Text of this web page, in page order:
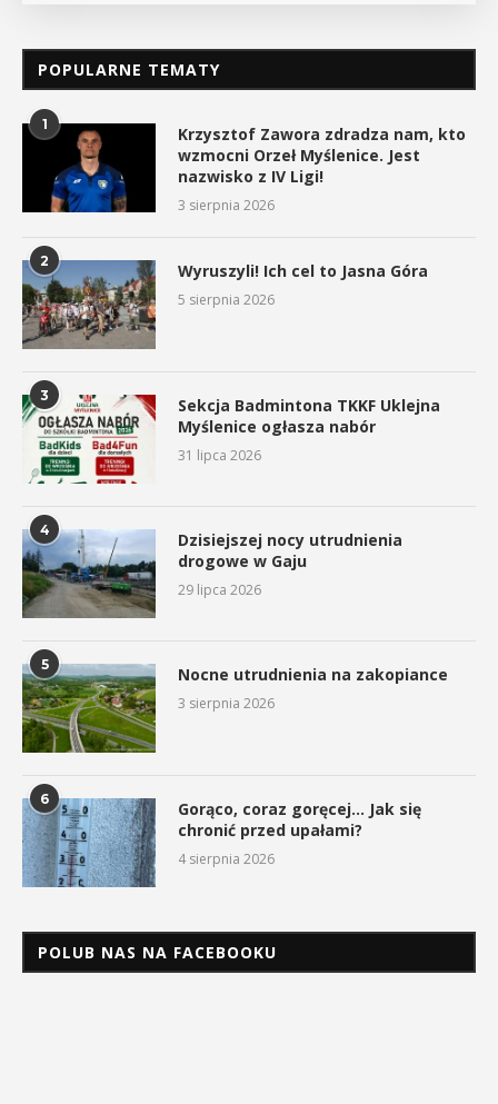
POPULARNE TEMATY
1
Krzysztof Zawora zdradza nam, kto
wzmocni Orzeł Myślenice. Jest
nazwisko z IV Ligi!
3 sierpnia 2026
2 Wyruszyli! Ich cel to Jasna Góra
5 sierpnia 2026
3
Sekcja Badmintona TKKF Uklejna
Myślenice ogłasza nabór
31 lipca 2026
4
Dzisiejszej nocy utrudnienia
drogowe w Gaju
29 lipca 2026
5 Nocne utrudnienia na zakopiance
3 sierpnia 2026
6
Gorąco, coraz goręcej… Jak się
chronić przed upałami?
4 sierpnia 2026
POLUB NAS NA FACEBOOKU